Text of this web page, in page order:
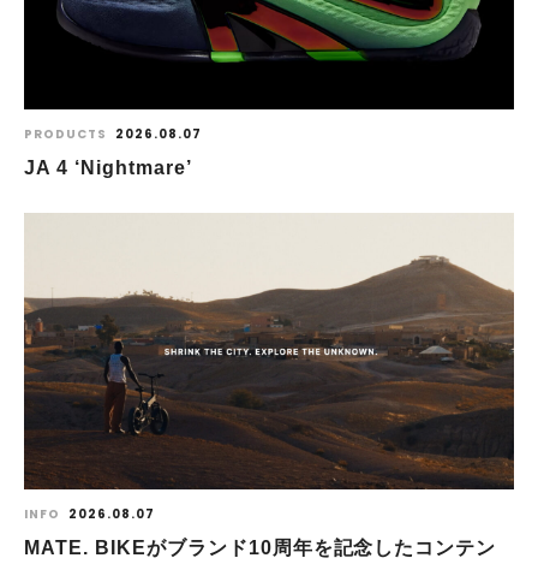
PRODUCTS 2026.08.07
JA 4 ‘Nightmare’
INFO 2026.08.07
MATE. BIKEがブランド10周年を記念したコンテン